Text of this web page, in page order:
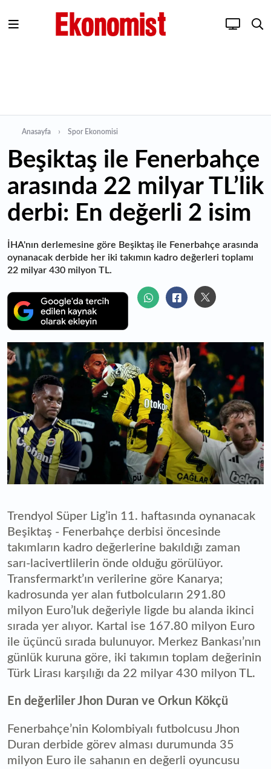
Anasayfa Spor Ekonomisi
Beşiktaş ile Fenerbahçe
arasında 22 milyar TL’lik
derbi: En değerli 2 isim
İHA'nın derlemesine göre Beşiktaş ile Fenerbahçe arasında
oynanacak derbide her iki takımın kadro değerleri toplamı
22 milyar 430 milyon TL.
Trendyol Süper Lig’in 11. haftasında oynanacak
Beşiktaş - Fenerbahçe derbisi öncesinde
takımların kadro değerlerine bakıldığı zaman
sarı-lacivertlilerin önde olduğu görülüyor.
Transfermarkt’ın verilerine göre Kanarya;
kadrosunda yer alan futbolcuların 291.80
milyon Euro’luk değeriyle ligde bu alanda ikinci
sırada yer alıyor. Kartal ise 167.80 milyon Euro
ile üçüncü sırada bulunuyor. Merkez Bankası’nın
günlük kuruna göre, iki takımın toplam değerinin
Türk Lirası karşılığı da 22 milyar 430 milyon TL.
En değerliler Jhon Duran ve Orkun Kökçü
Fenerbahçe’nin Kolombiyalı futbolcusu Jhon
Duran derbide görev alması durumunda 35
milyon Euro ile sahanın en değerli oyuncusu